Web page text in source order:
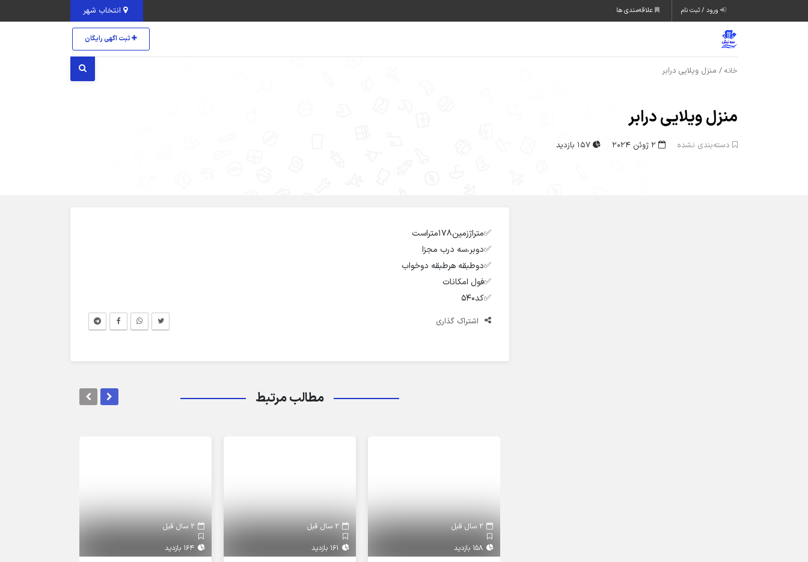
ورود / ثبت نام علاقه‌مندی ها
ثبت اگهی رایگان
خانه / منزل ویلایی درابر
منزل ویلایی درابر
دسته‌بندی نشده
✅️متراژزمین۱۷۸متراست
✅️دوبر،سه درب مجزا
✅️دوطبقه هرطبقه دوخواب
✅️فول امکانات
✅️کد۵۴۰
اشتراک گذاری
مطالب مرتبط